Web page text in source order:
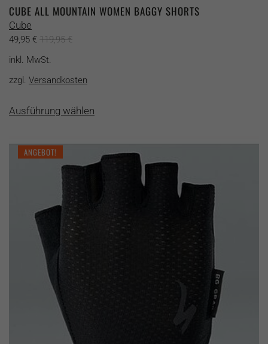
CUBE ALL MOUNTAIN WOMEN BAGGY SHORTS
Cube
49,95 € 119,95€
inkl. MwSt.
zzgl. Versandkosten
Ausführung wählenProdukt
mehrere
Varianten
Optionen
können
ANGEBOT!